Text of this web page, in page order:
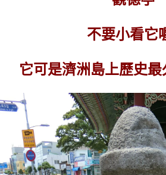
不要小看它
它可是濟洲島上歷史